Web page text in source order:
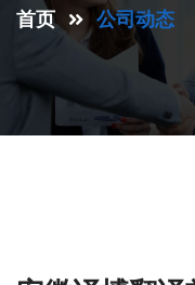
首页 公司动态